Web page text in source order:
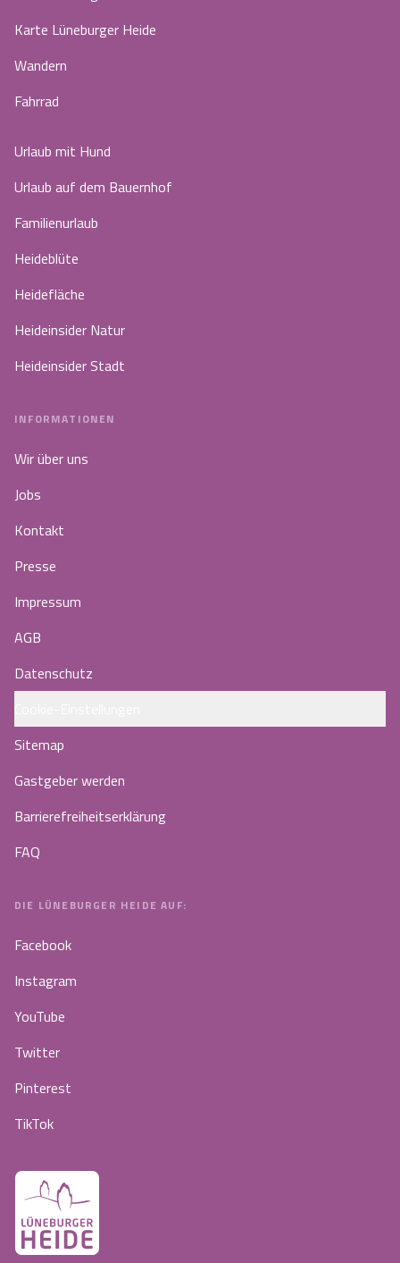
Karte Lüneburger Heide
Wandern
Fahrrad
Urlaub mit Hund
Urlaub auf dem Bauernhof
Familienurlaub
Heideblüte
Heidefläche
Heideinsider Natur
Heideinsider Stadt
INFORMATIONEN
Wir über uns
Jobs
Kontakt
Presse
Impressum
AGB
Datenschutz
Sitemap
Gastgeber werden
Barrierefreiheitserklärung
FAQ
DIE LÜNEBURGER HEIDE AUF:
Facebook
Instagram
YouTube
Twitter
Pinterest
TikTok